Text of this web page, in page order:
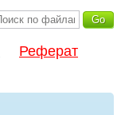
Реферат